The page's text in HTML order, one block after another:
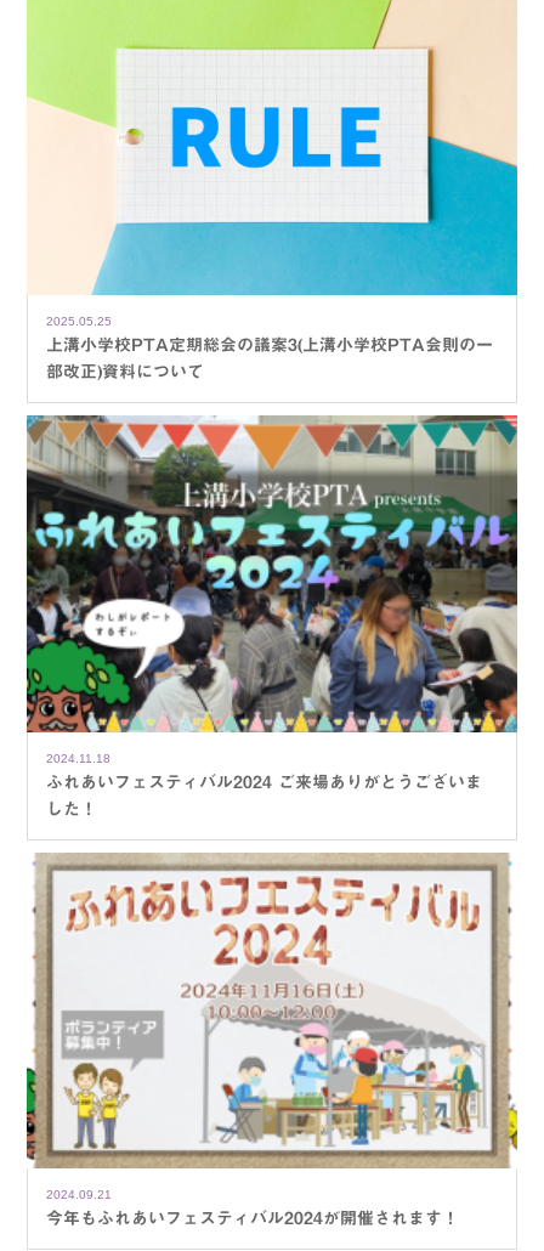
2025.05.25
上溝小学校PTA定期総会の議案3(上溝小学校PTA会則の一
部改正)資料について
2024.11.18
ふれあいフェスティバル2024 ご来場ありがとうございま
した！
2024.09.21
今年もふれあいフェスティバル2024が開催されます！